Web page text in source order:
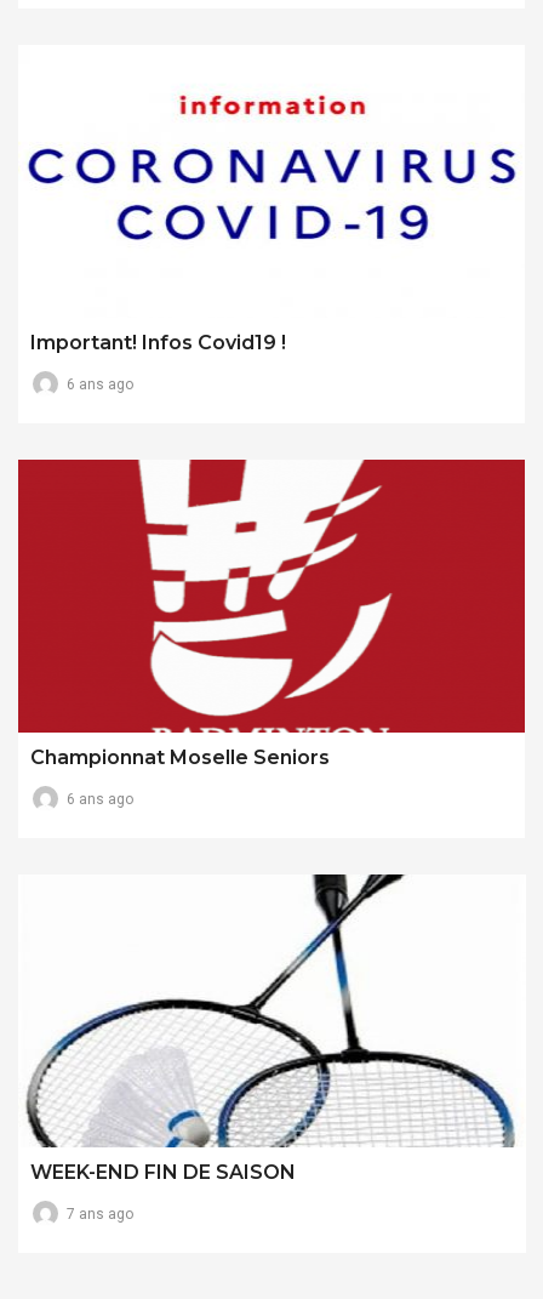
Important! Infos Covid19 !
6 ans ago
Championnat Moselle Seniors
6 ans ago
WEEK-END FIN DE SAISON
7 ans ago